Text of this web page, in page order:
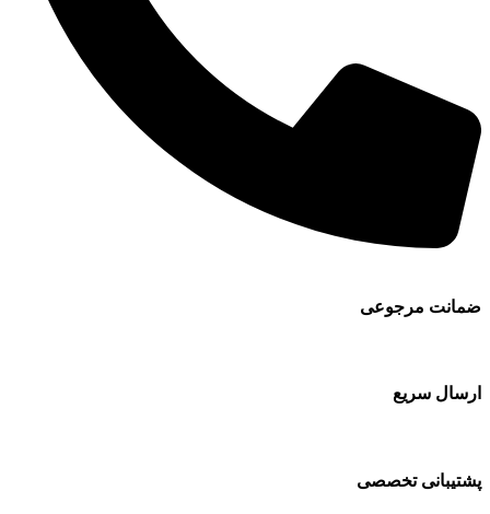
ضمانت مرجوعی
ارسال سریع
پشتیبانی تخصصی